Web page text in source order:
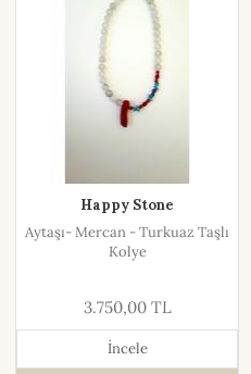
Happy Stone
Aytaşı- Mercan - Turkuaz Taşlı
Kolye
3.750,00 TL
İncele